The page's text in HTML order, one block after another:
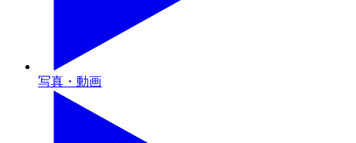
写真・動画